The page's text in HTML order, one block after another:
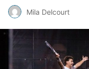
Mila Delcourt